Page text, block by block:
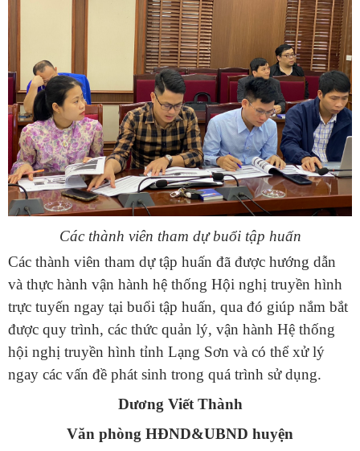
Các thành viên tham dự buổi tập huấn
Các thành viên tham dự tập huấn đã được hướng dẫn
và thực hành vận hành hệ thống Hội nghị truyền hình
trực tuyến ngay tại buổi tập huấn, qua đó giúp nắm bắt
được quy trình, các thức quản lý, vận hành Hệ thống
hội nghị truyền hình tỉnh Lạng Sơn và có thể xử lý
ngay các vấn đề phát sinh trong quá trình sử dụng.
Dương Viết Thành
Văn phòng HĐND&UBND huyện